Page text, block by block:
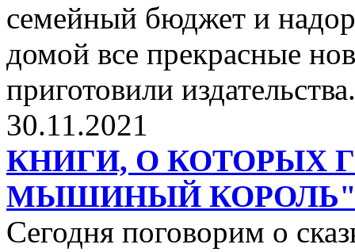
семейный бюджет и
домой все прекрасные
приготовили издательства.
30.11.2021
КНИГИ, О КОТОРЫХ
МЫШИНЫЙ
Сегодня поговорим о